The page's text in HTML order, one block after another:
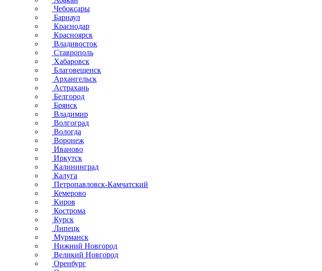
Чебоксары
Барнаул
Краснодар
Красноярск
Владивосток
Ставрополь
Хабаровск
Благовещенск
Архангельск
Астрахань
Белгород
Брянск
Владимир
Волгоград
Вологда
Воронеж
Иваново
Иркутск
Калининград
Калуга
Петропавловск-Камчатский
Кемерово
Киров
Кострома
Курск
Липецк
Мурманск
Нижний Новгород
Великий Новгород
Оренбург